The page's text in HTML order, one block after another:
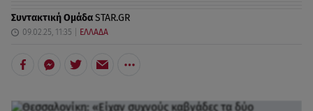
Συντακτική ΟμάδαSTAR.GR
09.02.25, 11:35 ΕΛΛΑΔΑ